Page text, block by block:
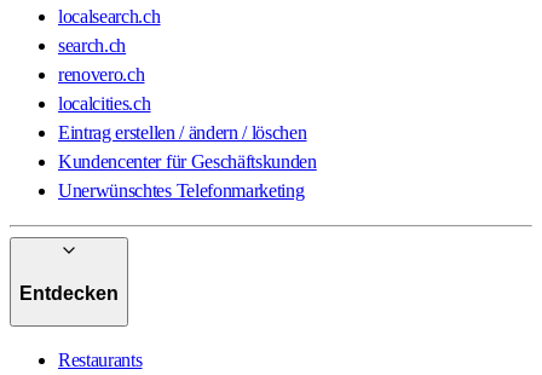
localsearch.ch
search.ch
renovero.ch
localcities.ch
Eintrag erstellen / ändern / löschen
Kundencenter für Geschäftskunden
Unerwünschtes Telefonmarketing
Entdecken
Restaurants